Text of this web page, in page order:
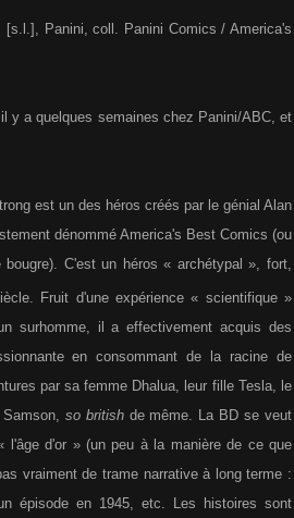
[s.l.], Panini, coll. Panini Comics / America's
y a quelques semaines chez Panini/ABC, et
est un des héros créés par le génial Alan
dénommé America's Best Comics (ou
C'est un héros « archétypal », fort,
Fruit d'une expérience « scientifique »
surhomme, il a effectivement acquis des
en consommant de la racine de
par sa femme Dhalua, leur fille Tesla, le
so britishde même. La BD se veut
l'âge d'or » (un peu à la manière de ce que
vraiment de trame narrative à long terme :
épisode en 1945, etc. Les histoires sont